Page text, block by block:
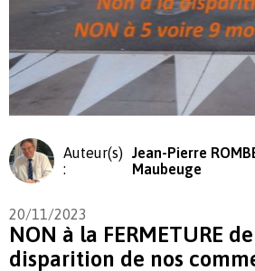
Auteur(s)
:
Jean-Pierre
Maubeuge
20/11/2023
NON à la FERMETURE
disparition de nos